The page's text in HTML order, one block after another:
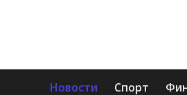
Новости Спорт